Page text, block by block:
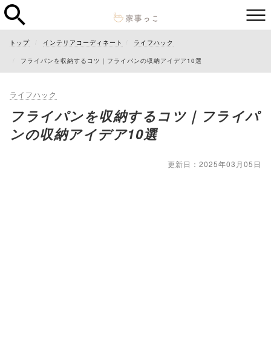
トップ インテリアコーディネート ライフハック
フライパンを収納するコツ｜フライパンの収納アイデア10選
ライフハック
フライパンを収納するコツ｜フライパ
ンの収納アイデア10選
更新日：2025年03月05日